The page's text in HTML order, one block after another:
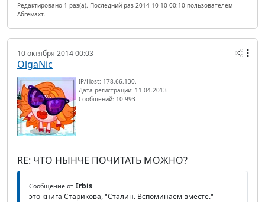
Редактировано 1 раз(а). Последний раз 2014-10-10 00:10 пользователем
Абгемахт.
10 октября 2014 00:03
OlgaNic
IP/Host: 178.66.130.---
Дата регистрации: 11.04.2013
Сообщений: 10 993
RE: ЧТО НЫНЧЕ ПОЧИТАТЬ МОЖНО?
Сообщение от Irbis
это книга Старикова, "Сталин. Вспоминаем вместе."